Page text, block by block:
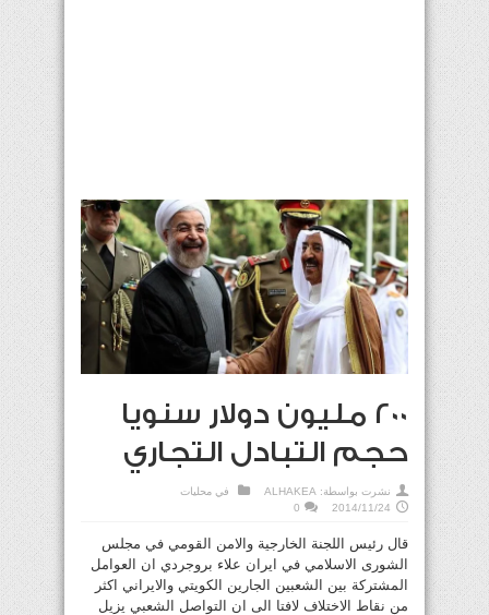
200 مليون دولار سنويا
حجم التبادل التجاري
نشرت بواسطة: ALHAKEA في محليات
2014/11/24
0
قال رئيس اللجنة الخارجية والامن القومي في مجلس
الشورى الاسلامي في ايران علاء بروجردي ان العوامل
المشتركة بين الشعبين الجارين الكويتي والايراني اكثر
من نقاط الاختلاف لافتا الى ان التواصل الشعبي يزيل